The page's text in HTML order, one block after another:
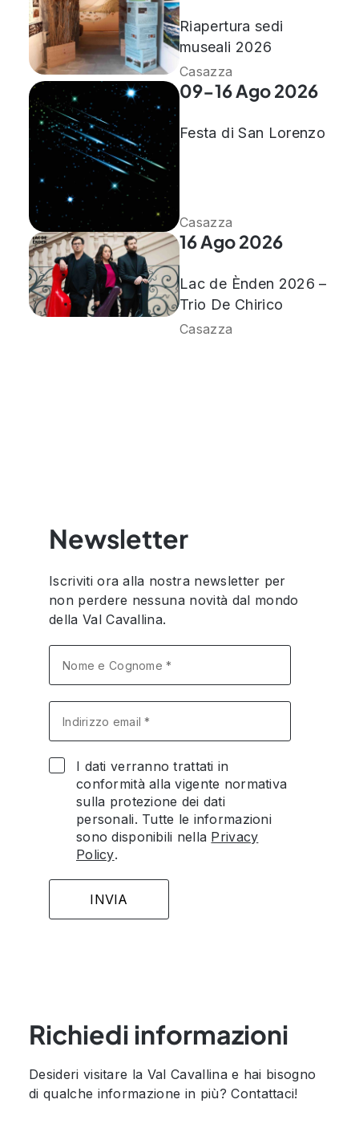
Riapertura sedi
museali 2026
Casazza
09-16 Ago 2026
Festa di San Lorenzo
Casazza
16 Ago 2026
Lac de Ènden 2026 –
Trio De Chirico
Casazza
Newsletter
Iscriviti ora alla nostra newsletter per
non perdere nessuna novità dal mondo
della Val Cavallina.
I dati verranno trattati in
conformità alla vigente normativa
sulla protezione dei dati
personali. Tutte le informazioni
sono disponibili nella Privacy
Policy.
Richiedi informazioni
Desideri visitare la Val Cavallina e hai bisogno
di qualche informazione in più? Contattaci!